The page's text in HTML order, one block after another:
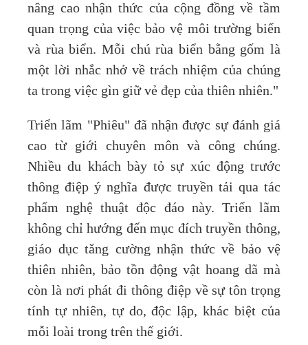
nâng cao nhận thức của cộng đồng về tầm
quan trọng của việc bảo vệ môi trường biển
và rùa biển. Mỗi chú rùa biển bằng gốm là
một lời nhắc nhở về trách nhiệm của chúng
ta trong việc gìn giữ vẻ đẹp của thiên nhiên."
Triển lãm "Phiêu" đã nhận được sự đánh giá
cao từ giới chuyên môn và công chúng.
Nhiều du khách bày tỏ sự xúc động trước
thông điệp ý nghĩa được truyền tải qua tác
phẩm nghệ thuật độc đáo này. Triển lãm
không chỉ hướng đến mục đích truyền thông,
giáo dục tăng cường nhận thức về bảo vệ
thiên nhiên, bảo tồn động vật hoang dã mà
còn là nơi phát đi thông điệp về sự tôn trọng
tính tự nhiên, tự do, độc lập, khác biệt của
mỗi loài trong trên thế giới.